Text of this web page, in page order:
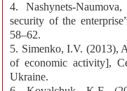
4. Nashynets-
security of the
58–62.
5. Simenko, I.V. (2013),
of economic activity],
Ukraine.